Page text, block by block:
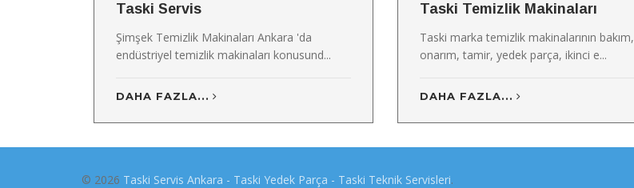
Taski Servis
Şimşek Temizlik Makinaları Ankara 'da
endüstriyel temizlik makinaları konusund...
DAHA FAZLA...
Taski Temizlik Makinaları
Taski marka temizlik makinalarının bakım,
onarım, tamir, yedek parça, ikinci e...
DAHA FAZLA...
© 2026 Taski Servis Ankara - Taski Yedek Parça - Taski Teknik Servisleri.